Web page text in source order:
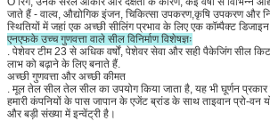
जाते हैं - वाल्व, औद्योगिक इंजन, चिकित्सा उपकरण,कृषि उपकरण और
स्थितियों में जहां एक अच्छी सीलिंग प्रभाव के लिए एक कॉम्पैक्ट
एनएफके उच्च गुणवत्ता वाले सील विनिर्माण विशेषज्ञः
. पेशेवर टीम 23 से अधिक वर्षों, पेशेवर सेवा और सही पैकेजिंग सील
लाभ को बढ़ाने के लिए बनाते हैं.
अच्छी गुणवत्ता और अच्छी कीमत
. मूल तेल सील तेल सील का उपयोग किया जाता है, यह भी घूर्णन प्रकार
हमारी कंपनियों के पास जापान के एजेंट ब्रांड के साथ ताइवान प्रो-वन
और बड़ी संख्या में इन्वेंट्री है।